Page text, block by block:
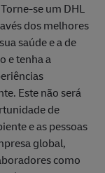
se um DHL
dos melhores
saúde e a de
e tenha a
Este não será
de
e as pessoas
global,
como